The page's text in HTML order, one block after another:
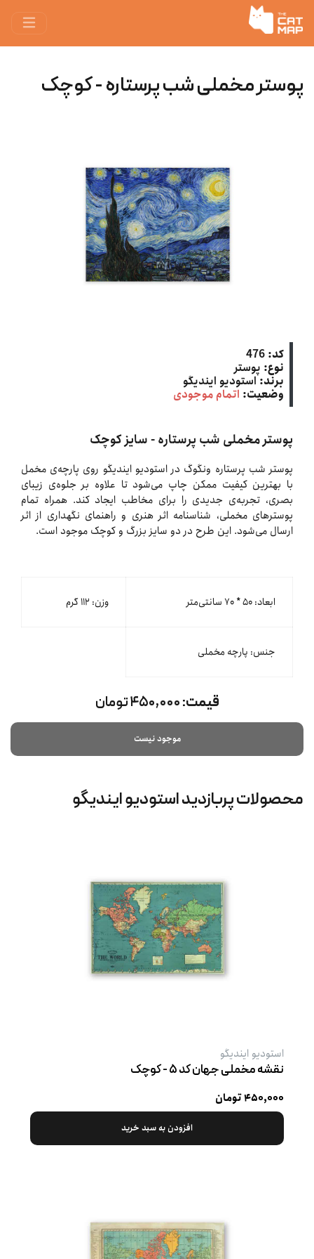
پوستر مخملی شب پرستاره - کوچک
کد: 476
نوع: پوستر
برند:استودیو ایندیگو
وضعیت: اتمام موجودی
پوستر مخملی شب پرستاره - سایز کوچک
پوستر شب پرستاره ونگوگ در استودیو ایندیگو روی پارچه‌ی مخمل
با بهترین کیفیت ممکن چاپ می‌شود تا علاوه بر جلوه‌ی زیبای
بصری، تجربه‌ی جدیدی را برای مخاطب ایجاد کند. همراه تمام
پوسترهای مخملی، شناسنامه اثر هنری و راهنمای نگهداری از اثر
ارسال می‌شود. این طرح در دو سایز بزرگ و کوچک موجود است.
ابعاد: ۵۰ * ۷۰ سانتی‌متر وزن: ۱۱۲ گرم
جنس: پارچه مخملی
قیمت:۴۵۰,۰۰۰ تومان
موجود نیست
محصولات پربازدید استودیو ایندیگو
استودیو ایندیگو
نقشه مخملی جهان کد ۵ - کوچک
۴۵۰,۰۰۰ تومان
افزودن به سبد خرید